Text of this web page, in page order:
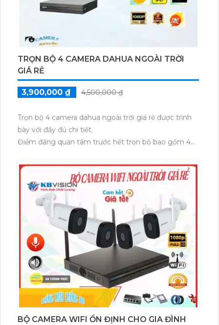
TRỌN BỘ 4 CAMERA DAHUA NGOÀI TRỜI
GIÁ RẺ
3,900,000 ₫ 4,500,000 ₫
Trọn bộ 4 camera dahua ngoài trời giá rẻ được trình
bày với đầy đủ chi tiết.
Điểm đáng quan tâm trước hết trọn bộ bao gồm 4
với khả năng chống nước, chống bụi và chịu được
các điều kiện thời tiết khắc nghiệt. Đặc biệt, trọn bộ
này được tích hợp công nghệ AHD, CVI, TVI, BCS
truyền dẫn hình ảnh và âm thanh trên cáp đồng trục.
Công nghệ được tích hợp cao cấp cho phép cài đặt
và sử dụng trọn bộ với nhiều loại thiết bị và hệ thống
khác nhau. Hình ảnh và âm thanh truyền qua cáp
đồng trục trên các camera dahua trong trọn bộ đều
có chất lượng không đổi, không bị mờ hay gãy, Hoàn
toàn tin cậy hiển thị rõ nét và chân thực. trọn bộ
cũng được bán với mức giá rẻ, phù hợp với nhu cầu
và ngân sách của nhiều người tiêu dùng.
Tuy
BỘ CAMERA WIFI ỔN ĐỊNH CHO GIA ĐÌNH